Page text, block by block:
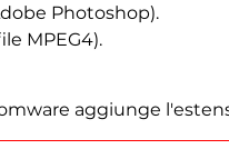
Photoshop).
MPEG4).
aggiunge